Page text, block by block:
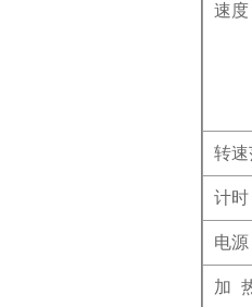
速度
转
计时
电源
加